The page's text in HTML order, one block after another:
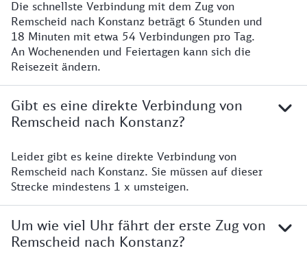
Die schnellste Verbindung mit dem Zug von
Remscheid nach Konstanz beträgt 6 Stunden und
18 Minuten mit etwa 54 Verbindungen pro Tag.
An Wochenenden und Feiertagen kann sich die
Reisezeit ändern.
Gibt es eine direkte Verbindung von
Remscheid nach Konstanz?
Leider gibt es keine direkte Verbindung von
Remscheid nach Konstanz. Sie müssen auf dieser
Strecke mindestens 1 x umsteigen.
Um wie viel Uhr fährt der erste Zug von
Remscheid nach Konstanz?